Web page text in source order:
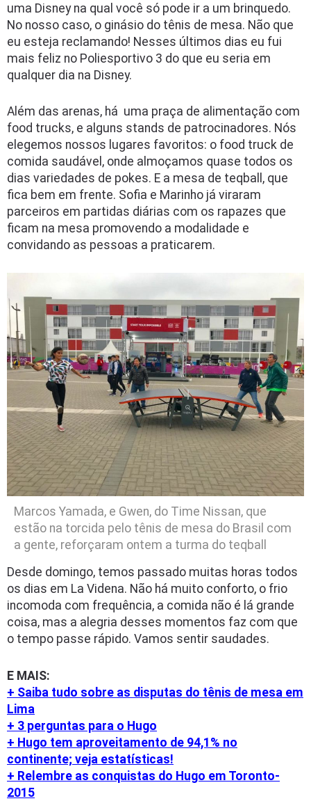
uma Disney na qual você só pode ir a um brinquedo.
No nosso caso, o ginásio do tênis de mesa. Não que
eu esteja reclamando! Nesses últimos dias eu fui
mais feliz no Poliesportivo 3 do que eu seria em
qualquer dia na Disney.
Além das arenas, há uma praça de alimentação com
food trucks, e alguns stands de patrocinadores. Nós
elegemos nossos lugares favoritos: o food truck de
comida saudável, onde almoçamos quase todos os
dias variedades de pokes. E a mesa de teqball, que
fica bem em frente. Sofia e Marinho já viraram
parceiros em partidas diárias com os rapazes que
ficam na mesa promovendo a modalidade e
convidando as pessoas a praticarem.
Marcos Yamada, e Gwen, do Time Nissan, que
estão na torcida pelo tênis de mesa do Brasil com
a gente, reforçaram ontem a turma do teqball
Desde domingo, temos passado muitas horas todos
os dias em La Videna. Não há muito conforto, o frio
incomoda com frequência, a comida não é lá grande
coisa, mas a alegria desses momentos faz com que
o tempo passe rápido. Vamos sentir saudades.
E MAIS:
+ Saiba tudo sobre as disputas do tênis de mesa em
Lima
+ 3 perguntas para o Hugo
+ Hugo tem aproveitamento de 94,1% no
continente; veja estatísticas!
+ Relembre as conquistas do Hugo em Toronto-
2015